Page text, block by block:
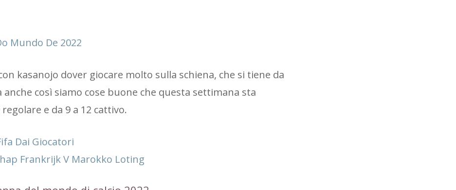
Mundo De 2022
kasanojo dover giocare molto sulla schiena, che si tiene da
così siamo cose buone che questa settimana sta
e da 9 a 12 cattivo.
Dai Giocatori
Frankrijk V Marokko Loting